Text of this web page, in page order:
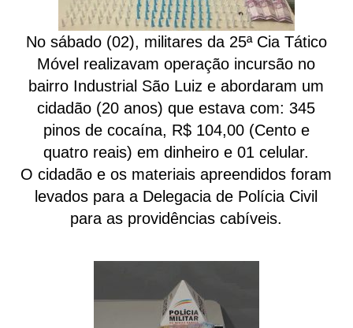
No sábado (02), militares da 25ª Cia Tático
Móvel realizavam operação incursão no
bairro Industrial São Luiz e abordaram um
cidadão (20 anos) que estava com: 345
pinos de cocaína, R$ 104,00 (Cento e
quatro reais) em dinheiro e 01 celular.
O cidadão e os materiais apreendidos foram
levados para a Delegacia de Polícia Civil
para as providências cabíveis.